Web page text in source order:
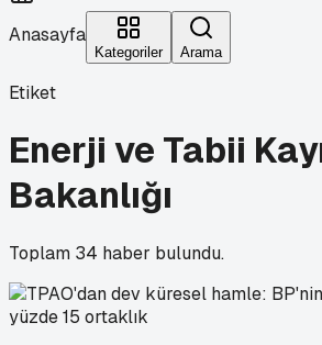
Anasayfa
Kategoriler Arama
Etiket
Enerji ve Tabii
Bakanlığı
Toplam 34 haber bulundu.